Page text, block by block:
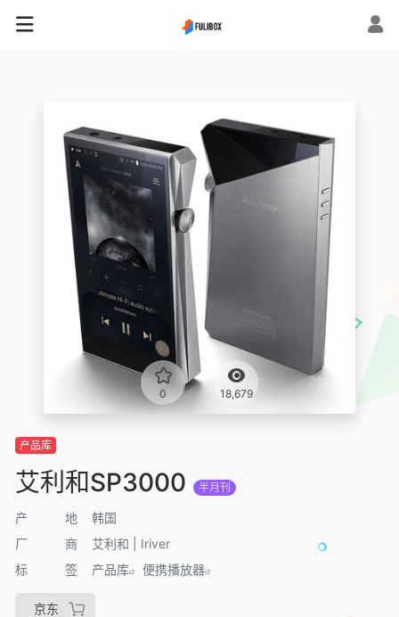
0 18,679
产品库
艾利和SP3000 半月刊
产地
韩国
厂商
艾利和 | Iriver
标签
产品库 便携播放器
京东